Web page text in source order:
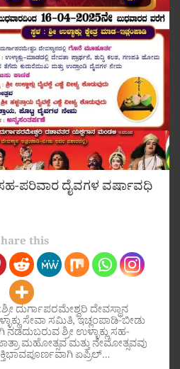
ಸಹ-ಪರಿವಾರ ದೈವಗಳ ವರ್ಷಾವಧಿ
this
ದುರ್ಗಾಪರಮೇಶ್ವರಿ ದೇವಸ್ಥಾನ
ಸೇವಾ ಸಮಿತಿ, ಇಚ್ಲಂಪಾಡಿ-ಬೀಡು
ಶ್ರೀ ಉಳ್ಳಾಕ್ಲು ಸಹ-
ಮಹೋತ್ಸವ ಮತ್ತು ನೇಮೋತ್ಸವವು
ಏಪ್ರಿಲ್…